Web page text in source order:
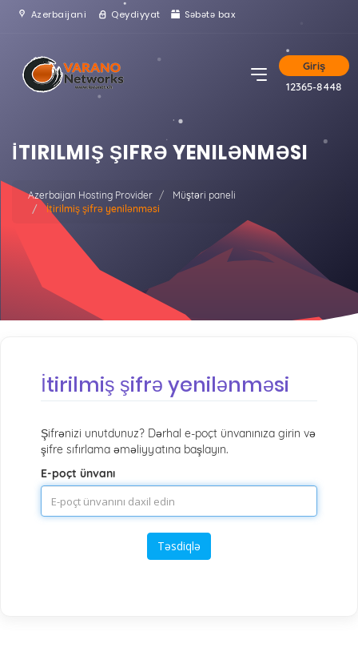
Azerbaijani Qeydiyyat Səbətə bax
Giriş
12365-8448
İTIRILMIŞ ŞIFRƏ YENILƏNMƏSI
Azerbaijan Hosting Provider
Müştəri paneli
İtirilmiş şifrə yenilənməsi
İtirilmiş şifrə yenilənməsi
Şifrənizi unutdunuz? Dərhal e-poçt ünvanınıza girin və
şifre sıfırlama əməliyyatına başlayın.
E-poçt ünvanı
Təsdiqlə